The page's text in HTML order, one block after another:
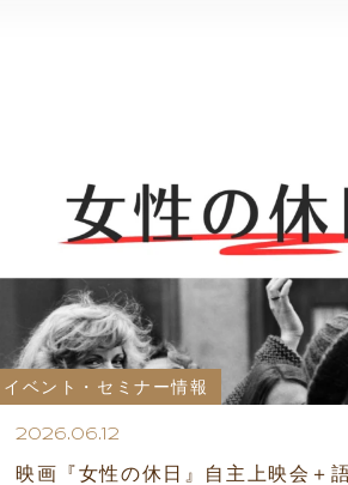
イベント・セミナー情報
2026.06.12
映画『女性の休日』自主上映会＋